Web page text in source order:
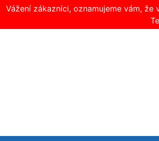
Vážení zákazníci, oznamujeme vám,